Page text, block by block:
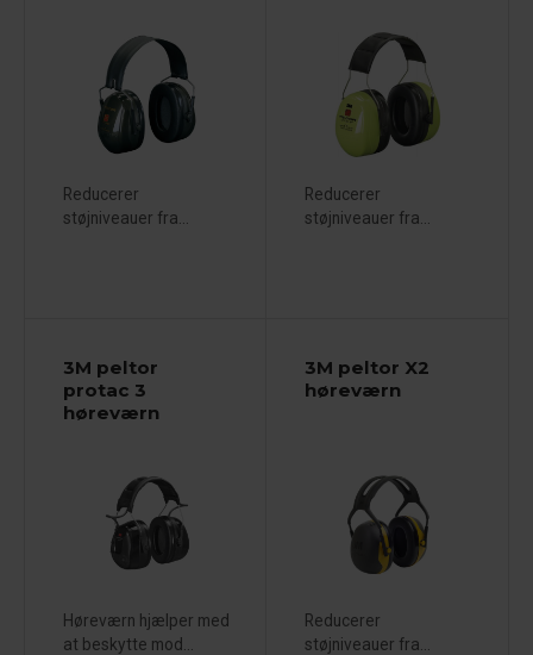
Reducerer
støjniveauer fra...
Reducerer
støjniveauer fra...
3M peltor
protac 3
høreværn
Høreværn hjælper med
at beskytte mod...
3M peltor X2
høreværn
Reducerer
støjniveauer fra...